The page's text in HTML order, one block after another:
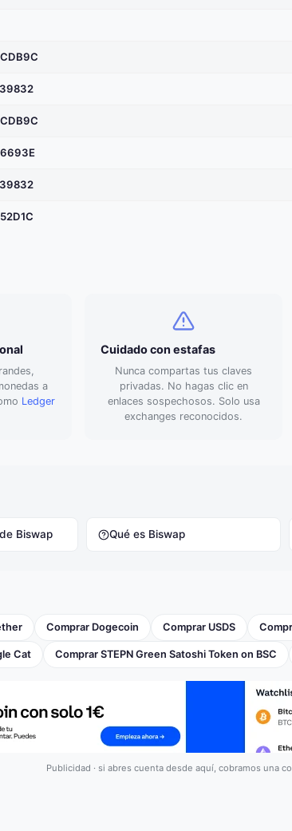
a
Ledger
Cuidado con estafas
Nunca compartas tus claves
privadas. No hagas clic en
enlaces sospechosos. Solo usa
exchanges reconocidos.
Biswap Qué es Biswap
Comprar Dogecoin Comprar USDS
Cat Comprar STEPN Green Satoshi Token on BSC
Publicidad · si abres cuenta desde aquí, cobramos una